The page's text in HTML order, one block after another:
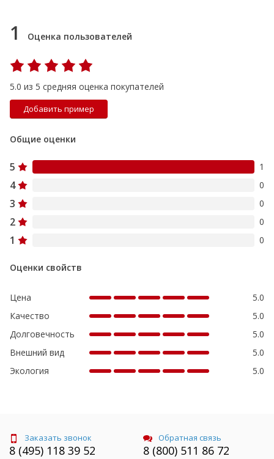
1 Оценка пользователей
5.0 из 5 средняя оценка покупателей
Добавить пример
Общие оценки
5 1
4 0
3 0
2 0
1 0
Оценки свойств
Цена
5.0
Качество
5.0
Долговечность
5.0
Внешний вид
5.0
Экология
5.0
Заказать звонок
8 (495) 118 39 52
Обратная связь
8 (800) 511 86 72